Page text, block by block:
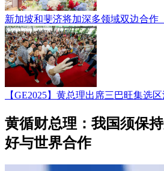
新加坡和斐济将加深多领域双边合
【GE2025】黄总理出席三巴旺集选
黄循财总理：我国须保
好与世界合作